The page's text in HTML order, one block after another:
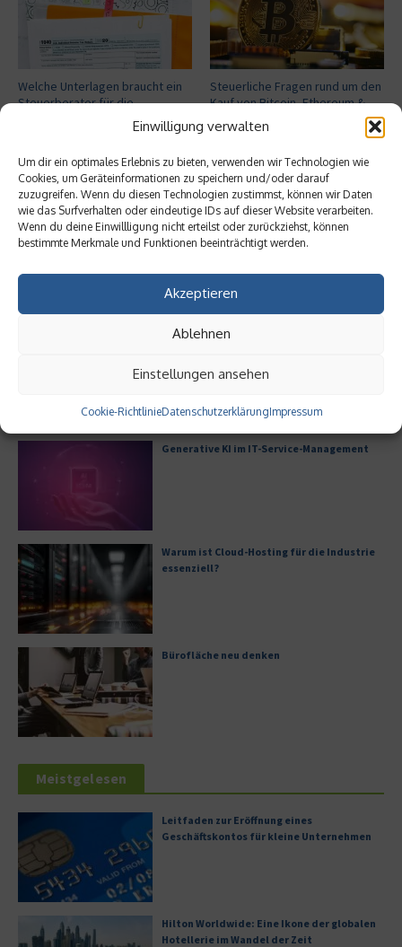
Einwilligung verwalten
Um dir ein optimales Erlebnis zu bieten, verwenden wir Technologien wie
Cookies, um Geräteinformationen zu speichern und/oder darauf
zuzugreifen. Wenn du diesen Technologien zustimmst, können wir Daten
wie das Surfverhalten oder eindeutige IDs auf dieser Website verarbeiten.
Wenn du deine Einwillligung nicht erteilst oder zurückziehst, können
bestimmte Merkmale und Funktionen beeinträchtigt werden.
Akzeptieren
Ablehnen
Einstellungen ansehen
Cookie-RichtlinieDatenschutzerklärungImpressum
Welche Unterlagen braucht ein
Steuerberater für die
Steuerliche Fragen rund um den
Kauf von Bitcoin, Ethereum &
Aktuelles
Ist Fulfillment noch ein praktikables
Generative KI im IT-Service-Management
Warum ist Cloud-Hosting für die Industrie
essenziell?
Bürofläche neu denken
Meistgelesen
Leitfaden zur Eröffnung eines
Geschäftskontos für kleine Unternehmen
Hilton Worldwide: Eine Ikone der globalen
Hotellerie im Wandel der Zeit